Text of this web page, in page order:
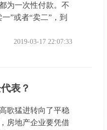
为一次性付款。不
”或者“卖二”，到
2019-03-17 22:07:33
表？
歌猛进转向了平稳
房地产企业要凭借